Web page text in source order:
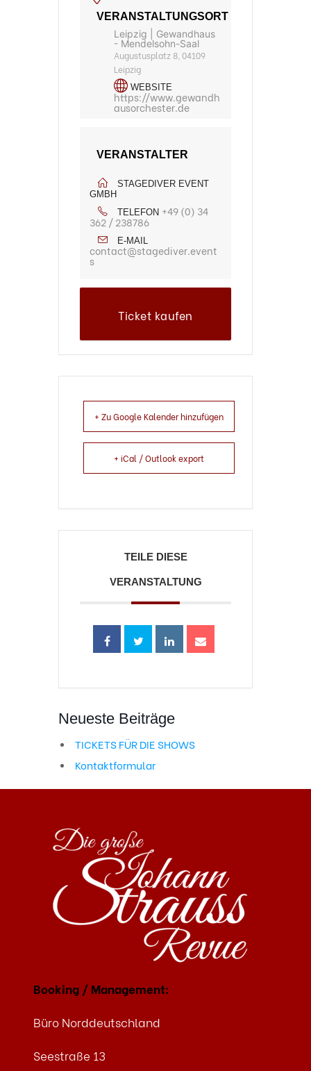
VERANSTALTUNGSORT
Leipzig | Gewandhaus
- Mendelsohn-Saal
Augustusplatz 8, 04109
Leipzig
WEBSITE
https://www.gewandh
ausorchester.de
VERANSTALTER
STAGEDIVER EVENT
GMBH
TELEFON +49 (0) 34
362 / 238786
E-MAIL
contact@stagediver.event
s
Ticket kaufen
+ Zu Google Kalender hinzufügen
+ iCal / Outlook export
TEILE DIESE
VERANSTALTUNG
Neueste Beiträge
TICKETS FÜR DIE SHOWS
Kontaktformular
Booking / Management:
Büro Norddeutschland
Seestraße 13